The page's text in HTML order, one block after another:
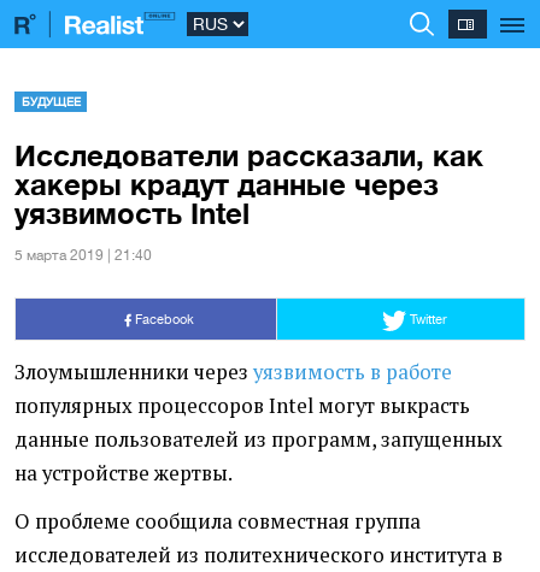
БУДУЩЕЕ
Исследователи рассказали, как
хакеры крадут данные через
уязвимость Intel
5 марта 2019 | 21:40
Facebook Twitter
Злоумышленники через уязвимость в работе
популярных процессоров Intel могут выкрасть
данные пользователей из программ, запущенных
на устройстве жертвы.
О проблеме сообщила совместная группа
исследователей из политехнического института в